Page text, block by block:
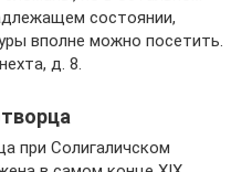
состоянии,
вполне можно посетить.
д. 8.
при Солигаличском